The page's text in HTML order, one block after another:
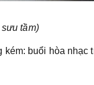
tầm)
buổi hòa nhạc